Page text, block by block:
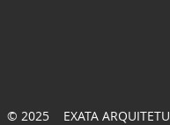
© 2025 EXATA